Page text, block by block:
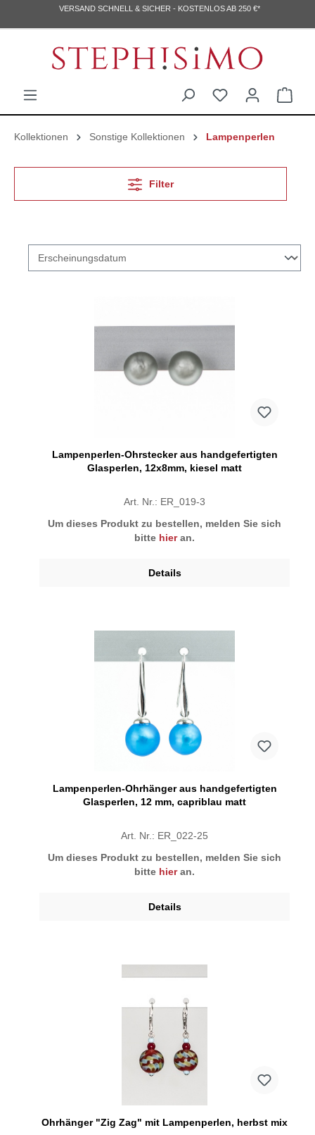
VERSAND SCHNELL & SICHER - KOSTENLOS AB 250 €*
MO-DO 8:30 -17:30 UHR, FR 8:30 - 14:00 UHR
Kollektionen Sonstige Kollektionen Lampenperlen
Filter
Lampenperlen-Ohrstecker aus handgefertigten
Glasperlen, 12x8mm, kiesel matt
Art. Nr.: ER_019-3
Um dieses Produkt zu bestellen, melden Sie sich
bitte hieran.
Details
Lampenperlen-Ohrhänger aus handgefertigten
Glasperlen, 12 mm, capriblau matt
Art. Nr.: ER_022-25
Um dieses Produkt zu bestellen, melden Sie sich
bitte hieran.
Details
Ohrhänger "Zig Zag" mit Lampenperlen, herbst mix